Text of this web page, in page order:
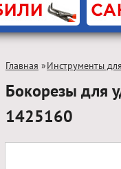
Главная »Инструменты
Бокорезы для
1425160